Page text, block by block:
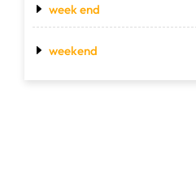
week end
weekend